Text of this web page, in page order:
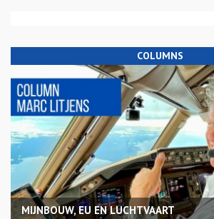
COLUMNS
MIJNBOUW, EU EN LUCHTVAART